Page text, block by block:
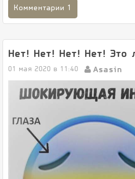
Комментарии 1
Нет! Нет! Нет! Нет! Это
01 мая 2020 в 11:40 Asasin